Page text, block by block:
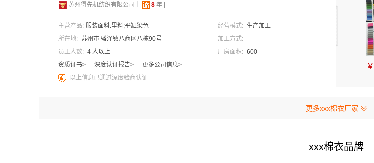
苏州得先机纺织有限公司｜ 8 年 |
主营产品: 服装面料.里料;平缸染色
所在地:
苏州市 盛泽镇八商区八栋90号
员工人数: 4 人以上
资质证书>
深度认证报告> 更多公司信息>
经营模式:
生产加工
加工方式:
厂房面积: 600
以上信息已通过深度验商认证
￥
更多xxx棉衣厂家
xxx棉衣品牌